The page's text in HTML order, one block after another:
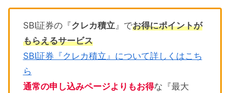
SBI証券の『クレカ積立』でお得にポイントが
もらえるサービス
SBI証券『クレカ積立』について詳しくはこち
ら
通常の申し込みページよりもお得な『最大